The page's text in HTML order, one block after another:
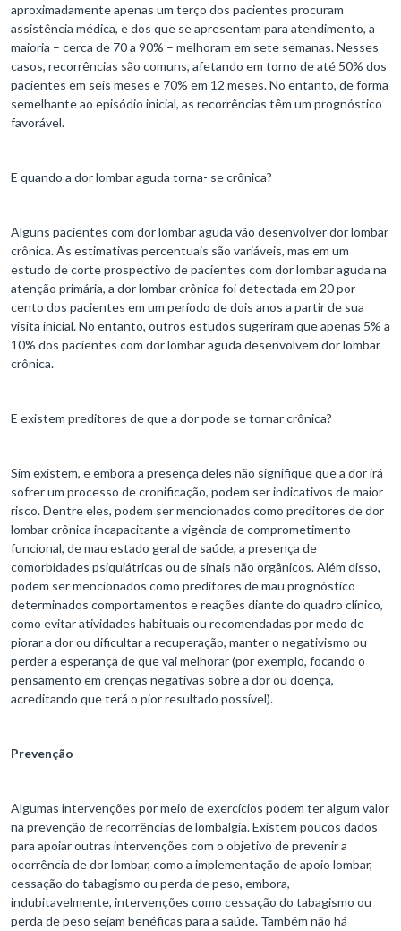
aproximadamente apenas um terço dos pacientes procuram
assistência médica, e dos que se apresentam para atendimento, a
maioria – cerca de 70 a 90% – melhoram em sete semanas. Nesses
casos, recorrências são comuns, afetando em torno de até 50% dos
pacientes em seis meses e 70% em 12 meses. No entanto, de forma
semelhante ao episódio inicial, as recorrências têm um prognóstico
favorável.
E quando a dor lombar aguda torna- se crônica?
Alguns pacientes com dor lombar aguda vão desenvolver dor lombar
crônica. As estimativas percentuais são variáveis, mas em um
estudo de corte prospectivo de pacientes com dor lombar aguda na
atenção primária, a dor lombar crônica foi detectada em 20 por
cento dos pacientes em um período de dois anos a partir de sua
visita inicial. No entanto, outros estudos sugeriram que apenas 5% a
10% dos pacientes com dor lombar aguda desenvolvem dor lombar
crônica.
E existem preditores de que a dor pode se tornar crônica?
Sim existem, e embora a presença deles não signifique que a dor irá
sofrer um processo de cronificação, podem ser indicativos de maior
risco. Dentre eles, podem ser mencionados como preditores de dor
lombar crônica incapacitante a vigência de comprometimento
funcional, de mau estado geral de saúde, a presença de
comorbidades psiquiátricas ou de sinais não orgânicos. Além disso,
podem ser mencionados como preditores de mau prognóstico
determinados comportamentos e reações diante do quadro clínico,
como evitar atividades habituais ou recomendadas por medo de
piorar a dor ou dificultar a recuperação, manter o negativismo ou
perder a esperança de que vai melhorar (por exemplo, focando o
pensamento em crenças negativas sobre a dor ou doença,
acreditando que terá o pior resultado possível).
Prevenção
Algumas intervenções por meio de exercícios podem ter algum valor
na prevenção de recorrências de lombalgia. Existem poucos dados
para apoiar outras intervenções com o objetivo de prevenir a
ocorrência de dor lombar, como a implementação de apoio lombar,
cessação do tabagismo ou perda de peso, embora,
indubitavelmente, intervenções como cessação do tabagismo ou
perda de peso sejam benéficas para a saúde. Também não há